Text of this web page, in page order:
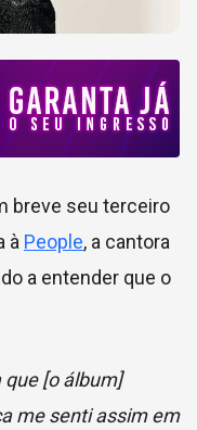
breve seu terceiro
à People, a cantora
a entender que o
[o álbum]
me senti assim em